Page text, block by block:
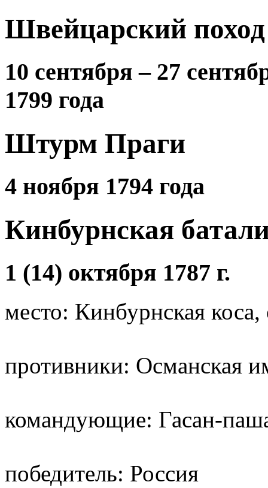
Швейцарский поход
10 сентября – 27
1799 года
Штурм Праги
4 ноября 1794 года
Кинбурнская
1 (14) октября 1787 г.
место: Кинбурнская коса,
противники: Османская
командующие: Гасан-
победитель: Россия